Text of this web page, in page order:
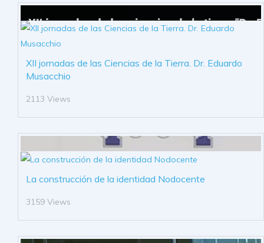
XII jornadas de las Ciencias de la Tierra. Dr. Eduardo
Musacchio
2113 Views
La construcción de la identidad Nodocente
3159 Views